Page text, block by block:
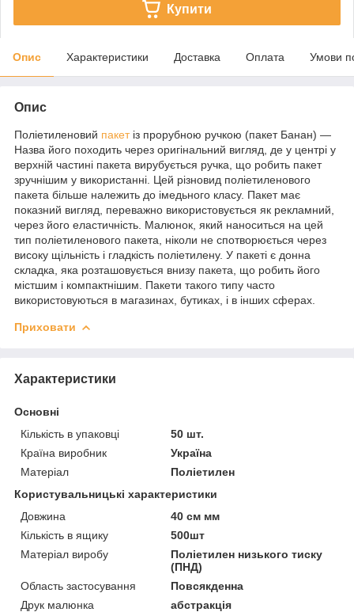
Купити
Опис Характеристики Доставка Оплата Умови
Опис
Поліетиленовий пакетіз прорубною ручкою (пакет Банан) —
Назва його походить через оригінальний вигляд, де у центрі у
верхній частині пакета вирубується ручка, що робить пакет
зручнішим у використанні. Цей різновид поліетиленового
пакета більше належить до імедьного класу. Пакет має
показний вигляд, переважно використовується як рекламний,
через його еластичність. Малюнок, який наноситься на цей
тип поліетиленового пакета, ніколи не спотворюється через
високу щільність і гладкість поліетилену. У пакеті є донна
складка, яка розташовується внизу пакета, що робить його
містшим і компактнішим. Пакети такого типу часто
використовуються в магазинах, бутиках, і в інших сферах.
Приховати
Характеристики
Основні
Кількість в упаковці
50 шт.
Країна виробник
Україна
Матеріал
Поліетилен
Користувальницькі характеристики
Довжина
40 см мм
Кількість в ящику
500шт
Матеріал виробу
Поліетилен низького тиску
(ПНД)
Область застосування
Повсякденна
Друк малюнка
абстракція